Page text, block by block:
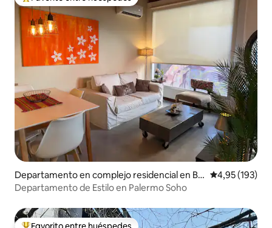
Favorito entre los huéspedes más destacados
Departamento en complejo residencial en Bu
enos Aires
Calificación
4,95 (193)
Departamento de Estilo en Palermo Soho